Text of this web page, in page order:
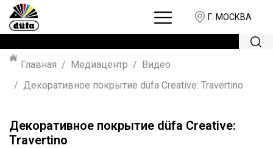
Г. МОСКВА
Главная Медиацентр
Видео
Декоративное покрытие düfa Creative: Travertino
Декоративное покрытие düfa Creative:
Travertino